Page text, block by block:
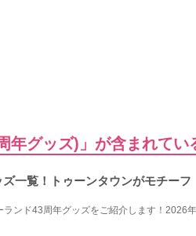
年グッズ)」が含まれて
一覧！トゥーンタウンがモチーフ
ンド43周年グッズをご紹介します！2026